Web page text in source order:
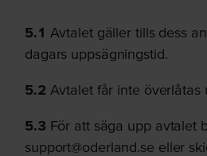
5.1 Avtalet gäller tills dess
dagars uppsägningstid.
5.2 Avtalet får inte
5.3 För att säga upp avtalet
support@oderland.se eller